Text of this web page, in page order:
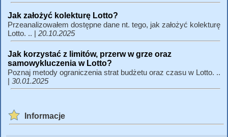
Jak założyć kolekturę Lotto?
Przeanalizowałem dostępne dane nt. tego, jak założyć kolekturę
Lotto. .. | 20.10.2025
Jak korzystać z limitów, przerw w grze oraz
samowykluczenia w Lotto?
Poznaj metody ograniczenia strat budżetu oraz czasu w Lotto. ..
| 30.01.2025
Informacje